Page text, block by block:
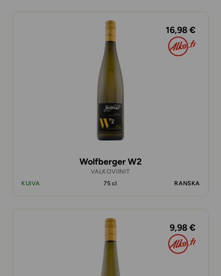
16,98 €
Wolfberger W2
VALKOVIINIT
KUIVA
75 cl RANSKA
9,98 €